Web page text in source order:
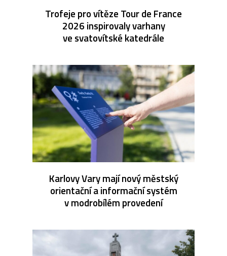
Trofeje pro vítěze Tour de France
2026 inspirovaly varhany
ve svatovítské katedrále
Karlovy Vary mají nový městský
orientační a informační systém
v modrobílém provedení